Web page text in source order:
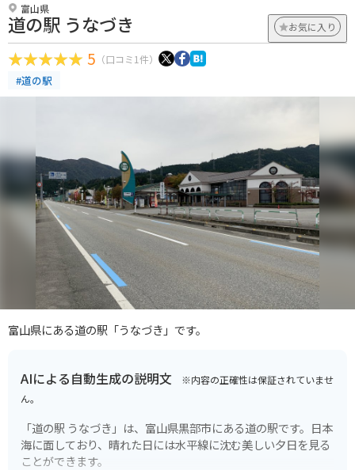
富山県
道の駅 うなづき お気に入り
5 （口コミ1件）
#道の駅
富山県にある道の駅「うなづき」です。
AIによる自動生成の説明文 ※内容の正確性は保証されていませ
ん。
「道の駅 うなづき」は、富山県黒部市にある道の駅です。日本
海に面しており、晴れた日には水平線に沈む美しい夕日を見る
ことができます。